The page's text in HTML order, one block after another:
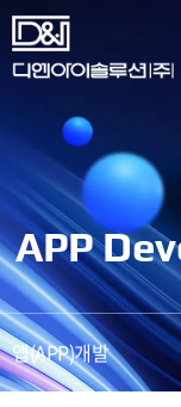
APP
앱(APP)개발